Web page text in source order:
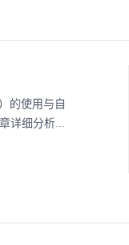
的使用与自
详细分析...